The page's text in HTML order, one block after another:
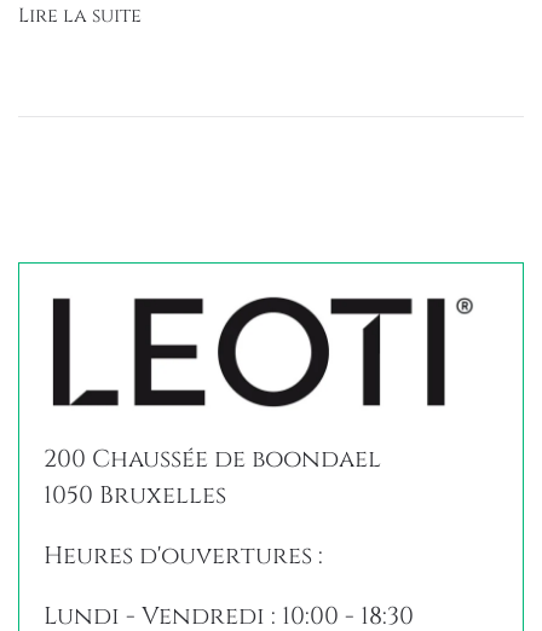
Lire la suite
200 Chaussée de boondael
1050 Bruxelles
Heures d'ouvertures :
Lundi - Vendredi : 10:00 - 18:30